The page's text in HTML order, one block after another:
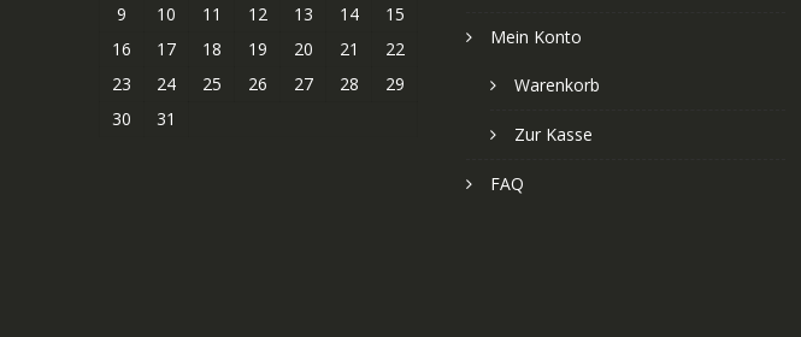
9
10 11 12 13 14
15
16
17 18 19 20 21
22
23
24 25 26 27 28
29
30
31
Mein Konto
Warenkorb
Zur Kasse
FAQ